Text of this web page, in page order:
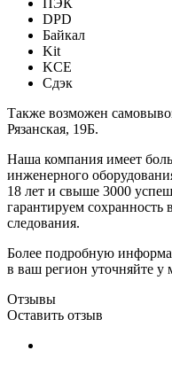
DPD
Байкал
Kit
KCE
Сдэк
Также возможен
Рязанская, 19Б.
Наша компания имеет
инженерного
18 лет и свыше 3000
гарантируем сохранность
следования.
Более подробную
в ваш регион уточняйте у
Отзывы
Оставить отзыв